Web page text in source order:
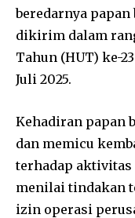
beredarnya papan
dikirim dalam
Tahun (HUT) ke-
Juli 2025.
Kehadiran papan
dan memicu
terhadap aktivitas
menilai tindakan
izin operasi